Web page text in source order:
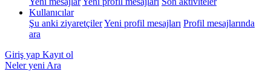
Kullanıcılar
Şu anki ziyaretçilerYeni profil mesajları Profil mesajlarında
ara
Giriş yap Kayıt ol
Neler yeni Ara